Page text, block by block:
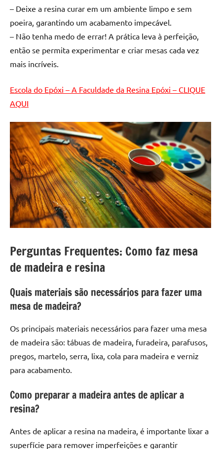
– Deixe a resina curar em um ambiente limpo e sem
poeira, garantindo um acabamento impecável.
– Não tenha medo de errar! A prática leva à perfeição,
então se permita experimentar e criar mesas cada vez
mais incríveis.
Escola do Epóxi – A Faculdade da Resina Epóxi – CLIQUE
AQUI
Perguntas Frequentes: Como faz mesa
de madeira e resina
Quais materiais são necessários para fazer uma
mesa de madeira?
Os principais materiais necessários para fazer uma mesa
de madeira são: tábuas de madeira, furadeira, parafusos,
pregos, martelo, serra, lixa, cola para madeira e verniz
para acabamento.
Como preparar a madeira antes de aplicar a
resina?
Antes de aplicar a resina na madeira, é importante lixar a
superfície para remover imperfeições e garantir